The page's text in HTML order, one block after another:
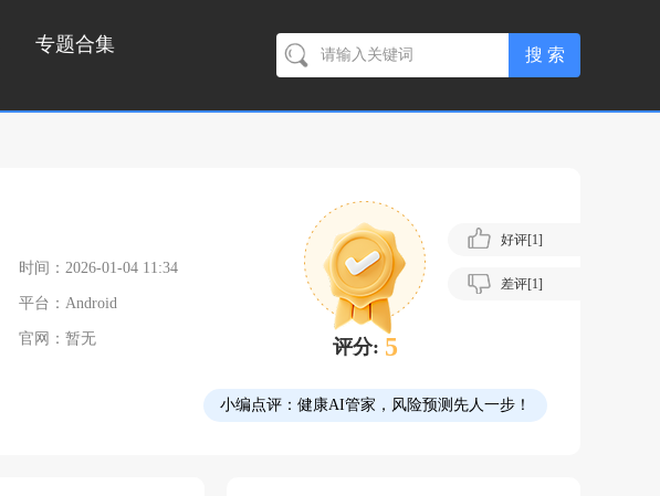
专题合集
时间：2026-01-04 11:34
平台：Android
官网：暂无 评分: 5
好评[1]
差评[1]
小编点评： 健康AI管家，风险预测先人一步！